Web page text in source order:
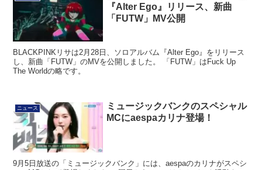
BLACKPINKリサ、ソロアルバム
『Alter Ego』リリース、新曲
BLACKPINKリサは2月28日、ソロアルバム『Alter Ego』をリリース
し、新曲「FUTW」のMVを公開しました。 「FUTW」はFuck Up
ニュース
ミュージックバンクのスペシャル